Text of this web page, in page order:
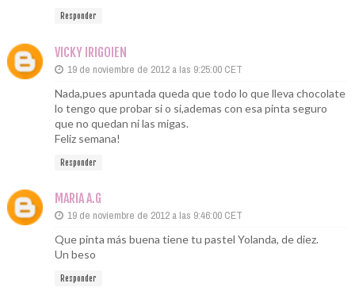
Responder
VICKY IRIGOIEN
19 de noviembre de 2012 a las 9:25:00 CET
Nada,pues apuntada queda que todo lo que lleva chocolate
lo tengo que probar si o si,ademas con esa pinta seguro
que no quedan ni las migas.
Feliz semana!
Responder
MARIA A.G
19 de noviembre de 2012 a las 9:46:00 CET
Que pinta más buena tiene tu pastel Yolanda, de diez.
Un beso
Responder